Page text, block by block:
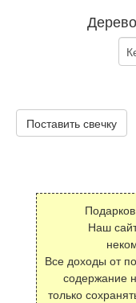
Поставить свечку
Наш
Все доходы от
содержание
только